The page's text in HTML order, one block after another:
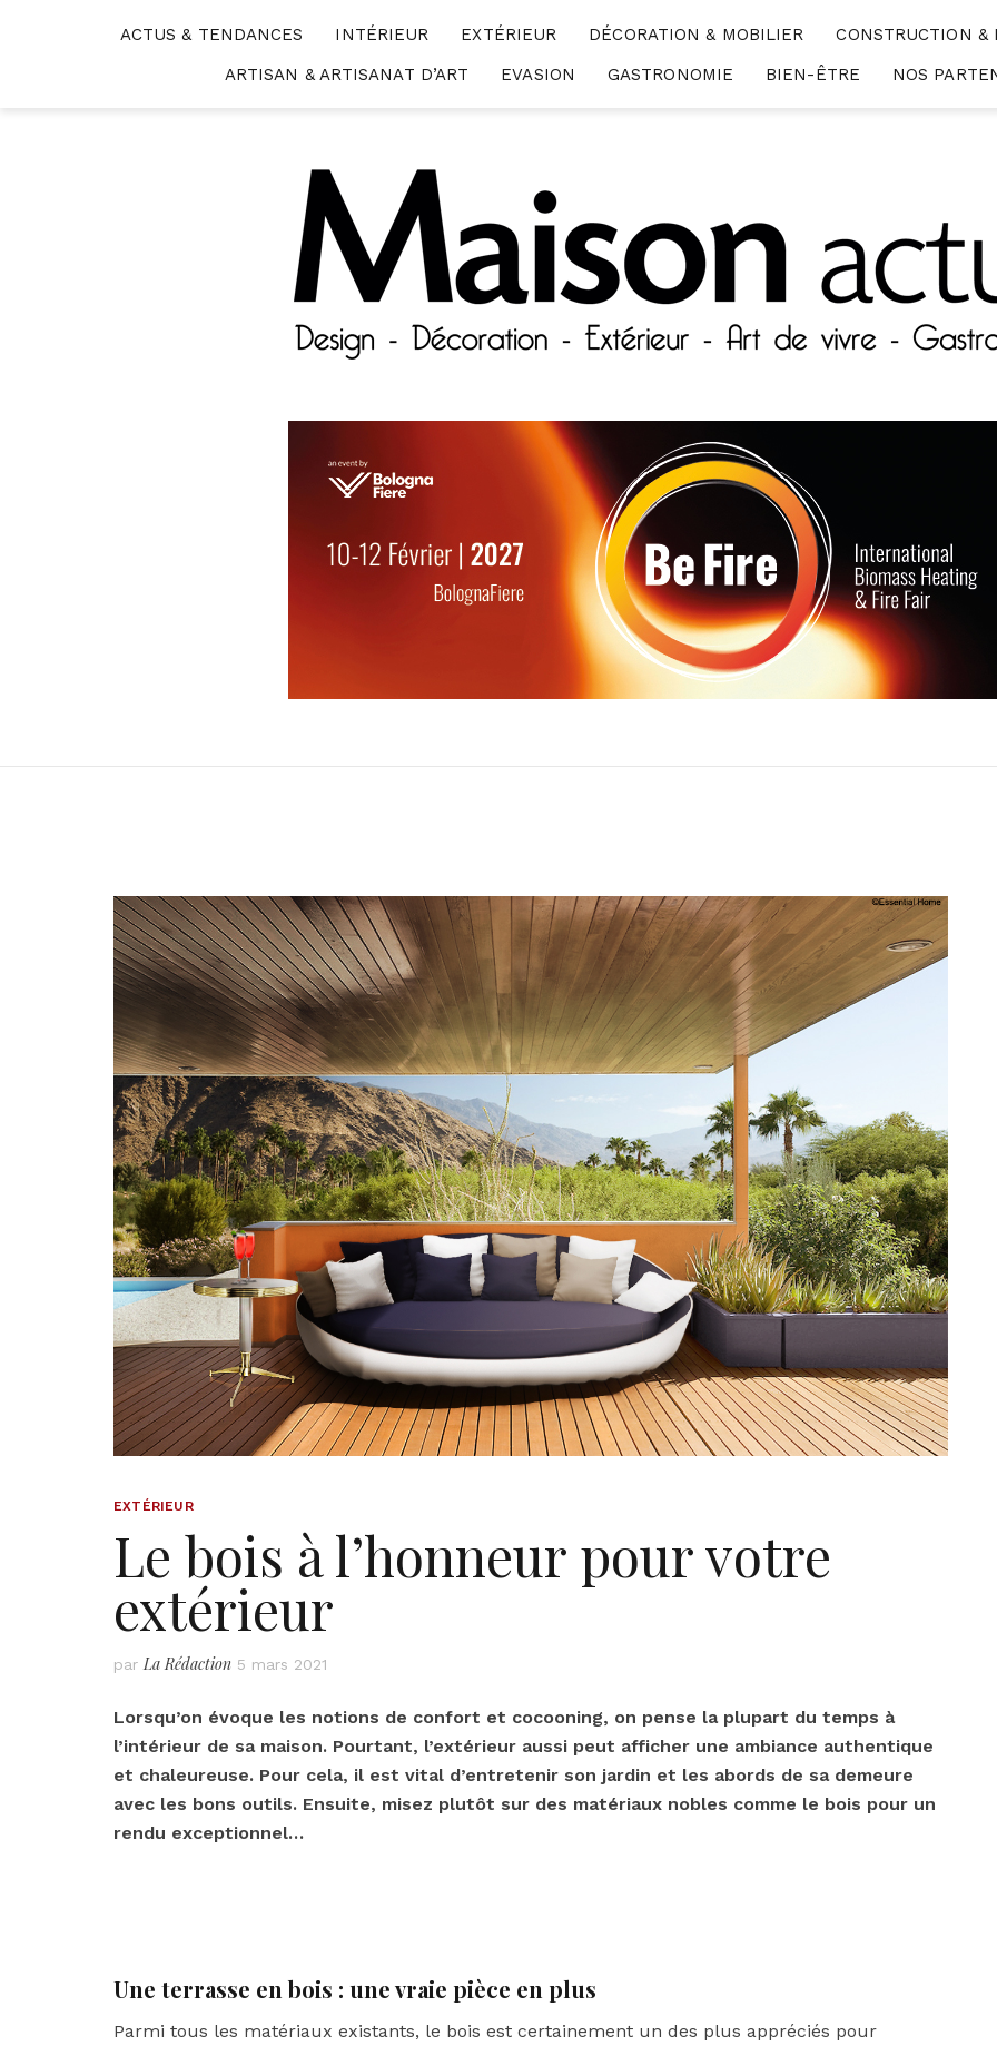
ACTUS & TENDANCES INTÉRIEUR EXTÉRIEUR DÉCORATION & MOBILIER
CONSTRUCTION &
ARTISAN & ARTISANAT D’ART
EVASION GASTRONOMIE BIEN-ÊTRE NOS
EXTÉRIEUR
Le bois à l’honneur pour votre
extérieur
parLa Rédaction 5 mars 2021
Lorsqu’on évoque les notions de confort et cocooning, on pense la plupart du temps à
l’intérieur de sa maison. Pourtant, l’extérieur aussi peut afficher une ambiance authentique
et chaleureuse. Pour cela, il est vital d’entretenir son jardin et les abords de sa demeure
avec les bons outils. Ensuite, misez plutôt sur des matériaux nobles comme le bois pour un
rendu exceptionnel…
Une terrasse en bois : une vraie pièce en plus
Parmi tous les matériaux existants, le bois est certainement un des plus appréciés pour